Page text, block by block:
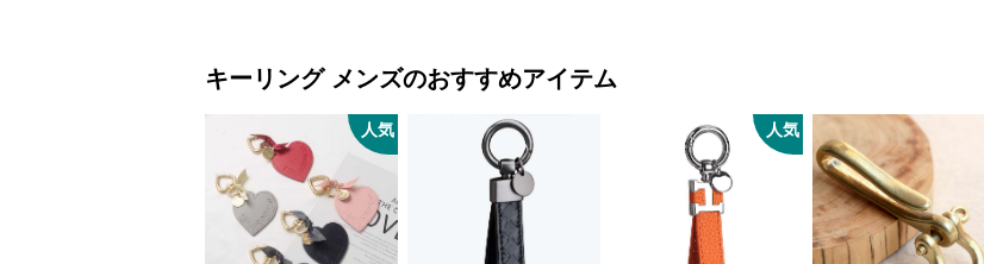
キーリング メンズのおすすめアイテム
人気 人気